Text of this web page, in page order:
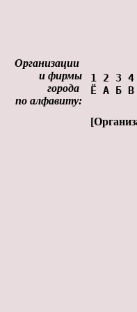
Организации
и фирмы
города
по алфавиту:
1 2 3 4
Ё А Б В
[